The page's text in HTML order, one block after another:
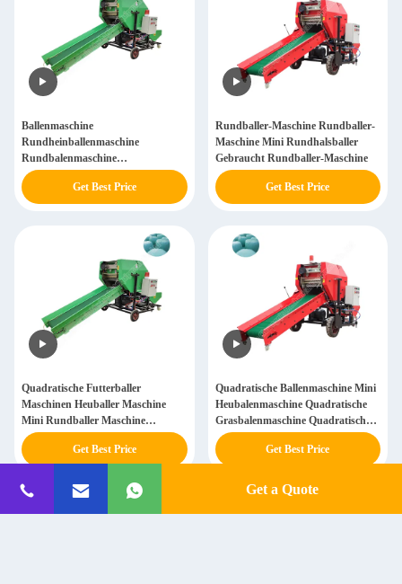
Ballenmaschine
Rundheinballenmaschine
Rundbalenmaschine
Rundbalenmaschine
Rundbalenmaschine Silagmaschine
Get Best Price
Rundballer-Maschine Rundballer-
Maschine Mini Rundhalsballer
Gebraucht Rundballer-Maschine
Get Best Price
Quadratische Futterballer
Maschinen Heuballer Maschine
Mini Rundballer Maschine
Rundballer
Get Best Price
Quadratische Ballenmaschine Mini
Heubalenmaschine Quadratische
Grasbalenmaschine Quadratische
Balenmaschine
Get Best Price
Get a Quote